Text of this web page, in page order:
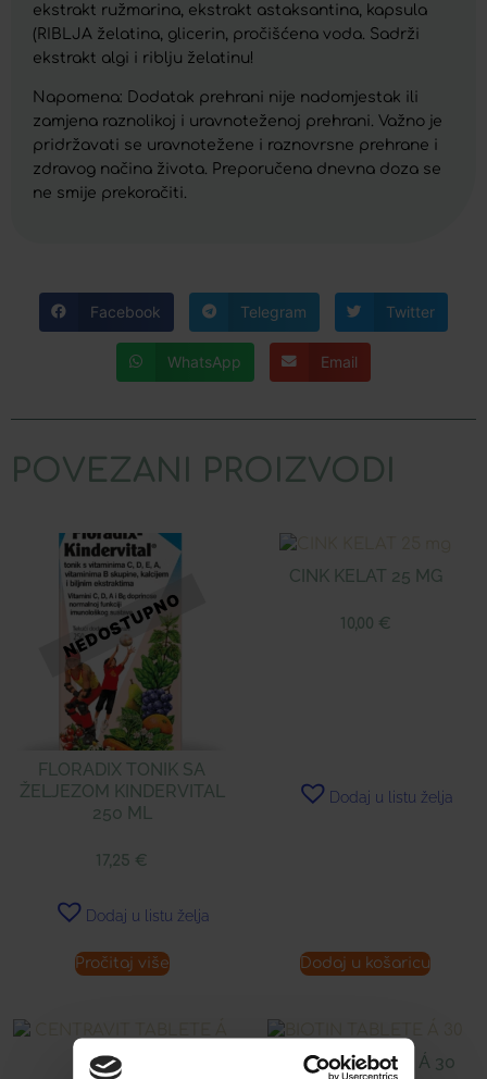
ekstrakt ružmarina, ekstrakt astaksantina, kapsula
(RIBLJA želatina, glicerin, pročišćena voda. Sadrži
ekstrakt algi i riblju želatinu!
Napomena: Dodatak prehrani nije nadomjestak ili
zamjena raznolikoj i uravnoteženoj prehrani. Važno je
pridržavati se uravnotežene i raznovrsne prehrane i
zdravog načina života. Preporučena dnevna doza se
ne smije prekoračiti.
Facebook Telegram Twitter
WhatsApp Email
POVEZANI PROIZVODI
FLORADIX TONIK SA
ŽELJEZOM KINDERVITAL
250 ML
17,25 €
Dodaj u listu želja
Pročitaj više
CINK KELAT 25 MG
10,00 €
Dodaj u listu želja
Dodaj u košaricu
BIOTIN TABLETE Á 30